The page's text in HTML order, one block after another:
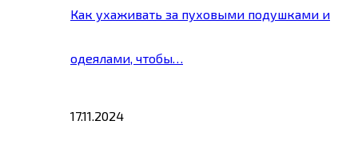
Как ухаживать за пуховыми подушками и
одеялами, чтобы…
17.11.2024